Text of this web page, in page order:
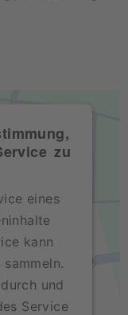
zu
eines
kann
und
Service